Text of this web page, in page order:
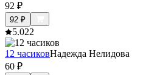
92 ₽
92 ₽
5.022
12 часиковНадежда Нелидова
60 ₽